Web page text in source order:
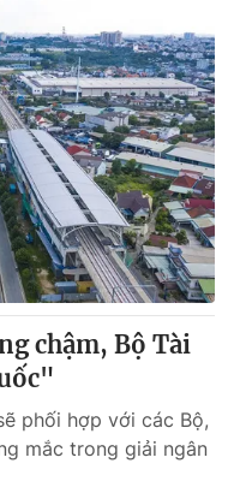
chậm, Bộ Tài
phối hợp với các Bộ,
mắc trong giải ngân